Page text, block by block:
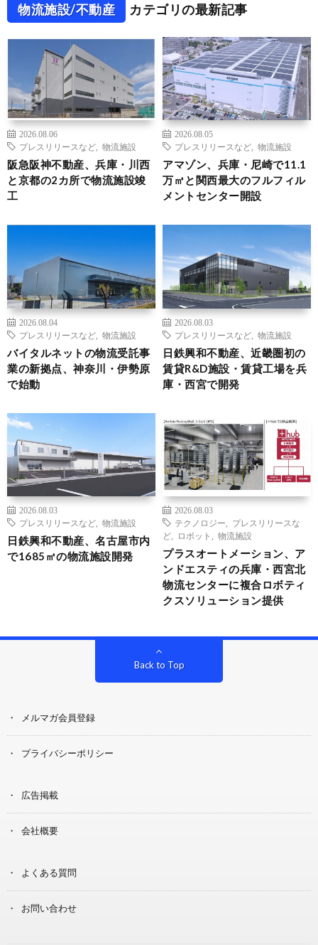
物流施設/不動産 カテゴリの最新記事
2026.08.06
プレスリリースなど
物流施設
阪急阪神不動産、兵庫・川西
と京都の2カ所で物流施設竣
工
2026.08.05
プレスリリースなど
物流施設
アマゾン、兵庫・尼崎で11.1
万㎡と関西最大のフルフィル
メントセンター開設
2026.08.04
プレスリリースなど
物流施設
バイタルネットの物流受託事
業の新拠点、神奈川・伊勢原
で始動
2026.08.03
プレスリリースなど
物流施設
日鉄興和不動産、近畿圏初の
賃貸R&D施設・賃貸工場を兵
庫・西宮で開発
2026.08.03
プレスリリースなど
物流施設
日鉄興和不動産、名古屋市内
で1685㎡の物流施設開発
2026.08.03
テクノロジー
プレスリリースな
ど
ロボット 物流施設
プラスオートメーション、ア
ンドエスティの兵庫・西宮北
物流センターに複合ロボティ
クスソリューション提供
Back to Top
メルマガ会員登録
プライバシーポリシー
広告掲載
会社概要
よくある質問
お問い合わせ